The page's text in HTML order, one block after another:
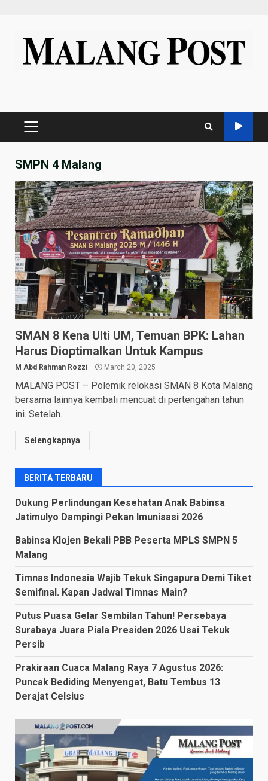
content
PRIMARY
SMPN 4 Malang
SMAN 8 Kena Ulti UM, Temuan BPK: Lahan
Harus Dioptimalkan Untuk Kampus
M Abd Rahman Rozzi March 20, 2025
MALANG POST – Polemik relokasi SMAN 8 Kota Malang
bersama lainnya kembali mencuat di pertengahan tahun
ini. Setelah...
Selengkapnya
BERITA TERBARU
Dukung Perlindungan Kesehatan Anak Babinsa
Jatimulyo Dampingi Pekan Imunisasi 2026
Babinsa Klojen Bekali PBB Peserta MPLS SMPN 5
Malang
Timnas Indonesia Wajib Tekuk Singapura Demi Tiket
Semifinal. Kapan Jadwal Timnas Main?
Putus Puasa Gelar Sembilan Tahun! Persebaya
Surabaya Juara Piala Presiden 2026 Usai Tekuk
Persib
Prakiraan Cuaca Malang Raya 7 Agustus 2026:
Puncak Bediding Menyengat, Batu Tembus 13
Derajat Celsius